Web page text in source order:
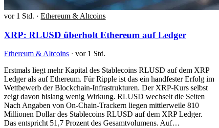
vor 1 Std. · Ethereum & Altcoins
XRP: RLUSD überholt Ethereum auf Ledger
Ethereum & Altcoins · vor 1 Std.
Erstmals liegt mehr Kapital des Stablecoins RLUSD auf dem XRP
Ledger als auf Ethereum. Für Ripple ist das ein handfester Erfolg im
Wettbewerb der Blockchain-Infrastrukturen. Der XRP-Kurs selbst
zeigt davon bislang wenig Wirkung. RLUSD wechselt die Seiten
Nach Angaben von On-Chain-Trackern liegen mittlerweile 810
Millionen Dollar des Stablecoins RLUSD auf dem XRP Ledger.
Das entspricht 51,7 Prozent des Gesamtvolumens. Auf…